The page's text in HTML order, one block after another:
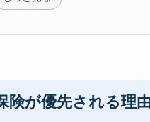
険が優先される理